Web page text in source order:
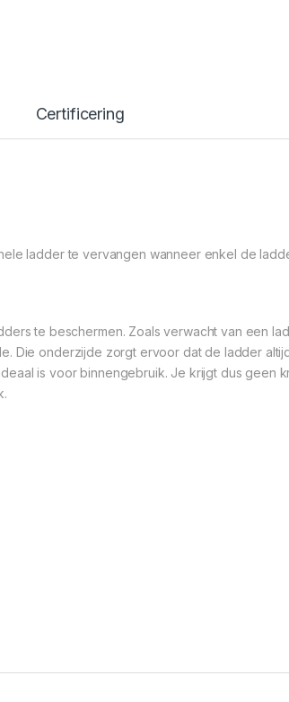
Certificering
ladder te vervangen wanneer enkel de
te beschermen. Zoals verwacht van een
Die onderzijde zorgt ervoor dat de ladder
is voor binnengebruik. Je krijgt dus geen